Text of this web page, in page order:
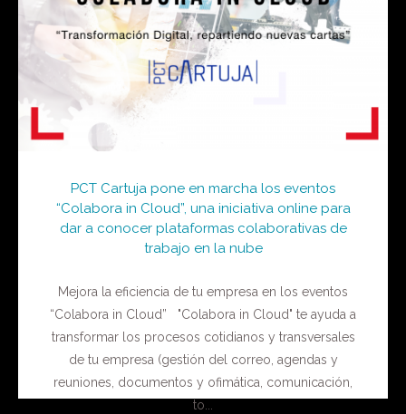
PCT Cartuja pone en marcha los eventos
“Colabora in Cloud”, una iniciativa online para
dar a conocer plataformas colaborativas de
trabajo en la nube
Mejora la eficiencia de tu empresa en los eventos
“Colabora in Cloud” "Colabora in Cloud" te ayuda a
transformar los procesos cotidianos y transversales
de tu empresa (gestión del correo, agendas y
reuniones, documentos y ofimática, comunicación,
to...